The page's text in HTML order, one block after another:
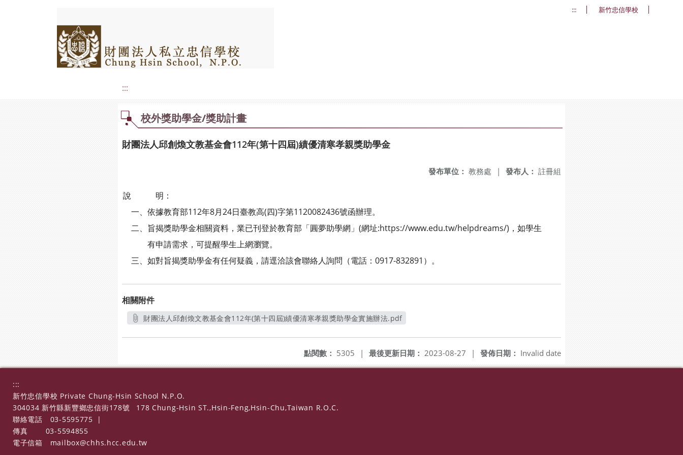
::: 新竹忠信學校
:::
校外獎助學金/獎助計畫
財團法人邱創煥文教基金會112年(第十四屆)績優清寒孝親獎助學金
發布人： 註冊組
發布單位： 教務處 |
說 明：
一、依據教育部112年8月24日臺教高(四)字第1120082436號函辦理。
二、旨揭獎助學金相關資料，業已刊登於教育部「圓夢助學網」(網址:https://www.edu.tw/helpdreams/)，如學生
有申請需求，可提醒學生上網瀏覽。
三、如對旨揭獎助學金有任何疑義，請逕洽該會聯絡人詢問（電話：0917-832891）。
相關附件
財團法人邱創煥文教基金會112年(第十四屆)績優清寒孝親獎助學金實施辦法.pdf
發佈日期： Invalid date
最後更新日期： 2023-08-27 |
點閱數： 5305 |
:::
新竹忠信學校 Private Chung-Hsin School N.P.O.
304034 新竹縣新豐鄉忠信街178號
178 Chung-Hsin ST.,Hsin-Feng,Hsin-Chu,Taiwan R.O.C.
聯絡電話
03-5595775
|
傳真
03-5594855
電子信箱
mailbox@chhs.hcc.edu.tw